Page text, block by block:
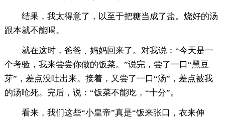
结果，我太得意了，以至于把糖当成了盐。烧好的汤
跟本就不能喝。
就在这时，爸爸﹑妈妈回来了。对我说：“今天是一
个考验，我来尝尝你做的饭菜。”说完，尝了一口“黑豆
芽”，差点没吐出来。接着，又尝了一口“汤”，差点被我
的汤呛死。完后，说：“饭菜不能吃，“十分”。
看来，我们这些“小皇帝”真是“饭来张口，衣来伸